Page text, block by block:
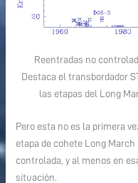
Reentradas no
Destaca el transbordador
las etapas del Long
Pero esta no es la primera
etapa de cohete Long
controlada, y al menos en
situación.